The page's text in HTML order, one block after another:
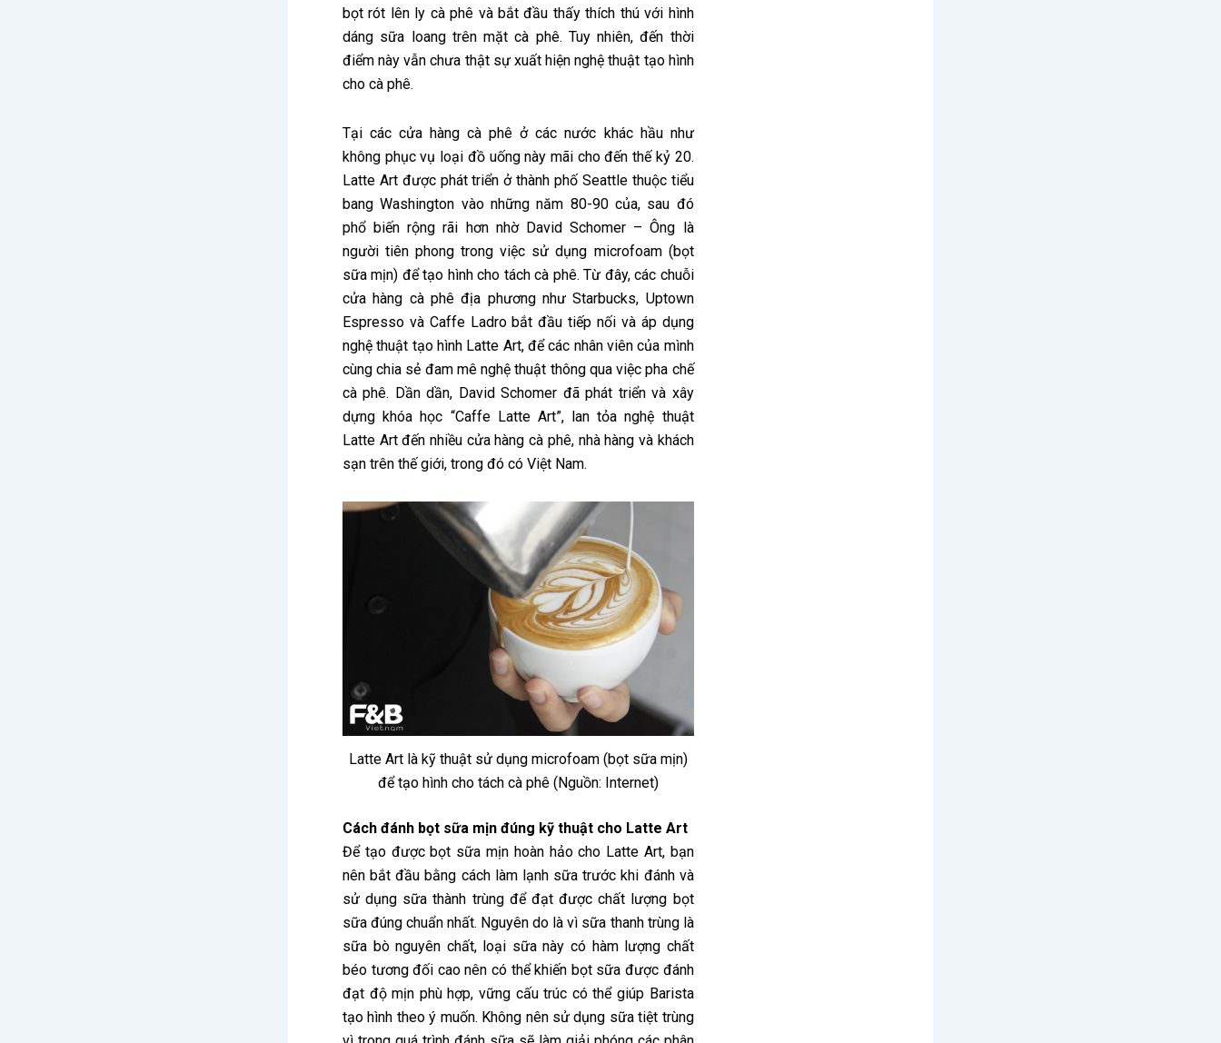
bọt rót lên ly cà phê và bắt đầu thấy thích thú với hình
dáng sữa loang trên mặt cà phê. Tuy nhiên, đến thời
điểm này vẫn chưa thật sự xuất hiện nghệ thuật tạo hình
cho cà phê.
Tại các cửa hàng cà phê ở các nước khác hầu như
không phục vụ loại đồ uống này mãi cho đến thế kỷ 20.
Latte Art được phát triển ở thành phố Seattle thuộc tiểu
bang Washington vào những năm 80-90 của, sau đó
phổ biến rộng rãi hơn nhờ David Schomer – Ông là
người tiên phong trong việc sử dụng microfoam (bọt
sữa mịn) để tạo hình cho tách cà phê. Từ đây, các chuỗi
cửa hàng cà phê địa phương như Starbucks, Uptown
Espresso và Caffe Ladro bắt đầu tiếp nối và áp dụng
nghệ thuật tạo hình Latte Art, để các nhân viên của mình
cùng chia sẻ đam mê nghệ thuật thông qua việc pha chế
cà phê. Dần dần, David Schomer đã phát triển và xây
dựng khóa học “Caffe Latte Art”, lan tỏa nghệ thuật
Latte Art đến nhiều cửa hàng cà phê, nhà hàng và khách
sạn trên thế giới, trong đó có Việt Nam.
Latte Art là kỹ thuật sử dụng microfoam (bọt sữa mịn)
để tạo hình cho tách cà phê (Nguồn: Internet)
Cách đánh bọt sữa mịn đúng kỹ thuật cho Latte Art
Để tạo được bọt sữa mịn hoàn hảo cho Latte Art, bạn
nên bắt đầu bằng cách làm lạnh sữa trước khi đánh và
sử dụng sữa thành trùng để đạt được chất lượng bọt
sữa đúng chuẩn nhất. Nguyên do là vì sữa thanh trùng là
sữa bò nguyên chất, loại sữa này có hàm lượng chất
béo tương đối cao nên có thể khiến bọt sữa được đánh
đạt độ mịn phù hợp, vững cấu trúc có thể giúp Barista
tạo hình theo ý muốn. Không nên sử dụng sữa tiệt trùng